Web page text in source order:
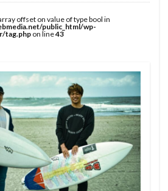
offset on value of type bool in
public_html/wp-
tag.php on line43
S5BAR
Tyler Wallen
TYPHOON
Volcom
WCL WCT
WLT
YouTube
アウトドア
インタビュー
インドネシア
ック
オンショア